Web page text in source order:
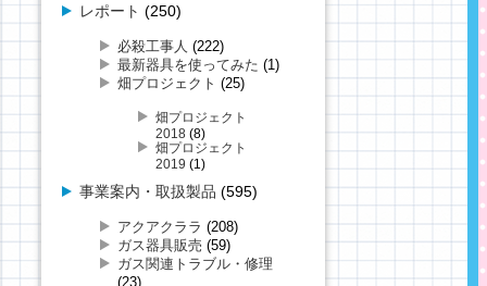
レポート (250)
必殺工事人 (222)
最新器具を使ってみた (1)
畑プロジェクト (25)
畑プロジェクト
2018(8)
畑プロジェクト
2019 (1)
事業案内・取扱製品 (595)
アクアクララ (208)
ガス器具販売 (59)
ガス関連トラブル・修理
(23)